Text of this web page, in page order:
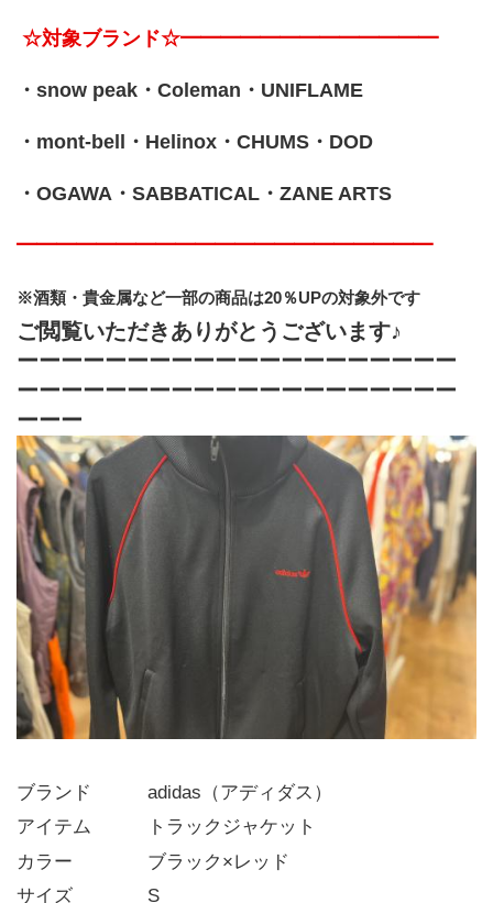
☆対象ブランド☆━━━━━━━━━━━━━
・snow peak・Coleman・UNIFLAME
・mont-bell・Helinox・CHUMS・DOD
・OGAWA・SABBATICAL・ZANE ARTS
━━━━━━━━━━━━━━━━━━━━━
※酒類・貴金属など一部の商品は20％UPの対象外です
ご閲覧いただきありがとうございます♪
ーーーーーーーーーーーーーーーーーーーー
ーーーーーーーーーーーーーーーーーーーー
ーーー
ブランド   adidas（アディダス）
アイテム   トラックジャケット
カラー    ブラック×レッド
サイズ    S